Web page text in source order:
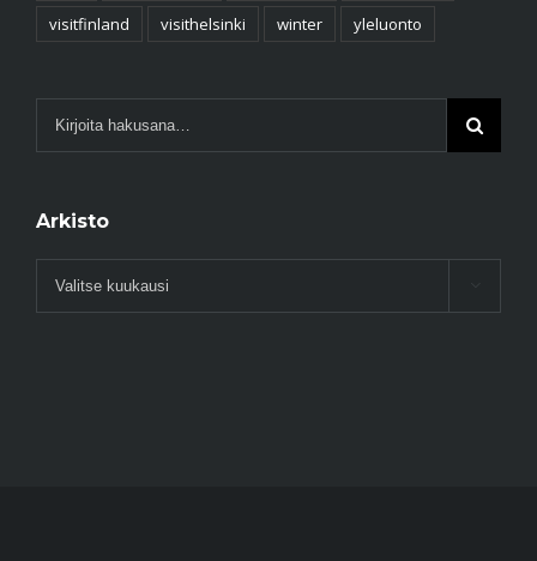
visitfinland
visithelsinki winter yleluonto
Arkisto
Arkisto